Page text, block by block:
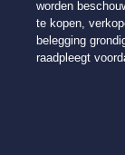
worden
te kopen,
belegging
raadpleegt